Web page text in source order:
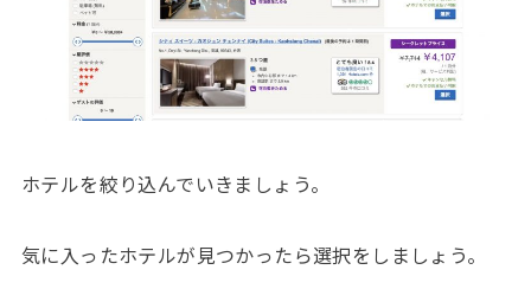
ホテルを絞り込んでいきましょう。
気に入ったホテルが見つかったら選択をしましょう。